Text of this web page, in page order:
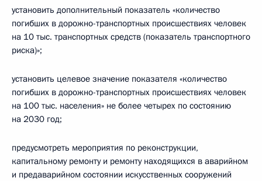
установить дополнительный показатель «количество
погибших в дорожно-транспортных происшествиях человек
на 10 тыс. транспортных средств (показатель транспортного
риска)»;
установить целевое значение показателя «количество
погибших в дорожно-транспортных происшествиях человек
на 100 тыс. населения» не более четырех по состоянию
на 2030 год;
предусмотреть мероприятия по реконструкции,
капитальному ремонту и ремонту находящихся в аварийном
и предаварийном состоянии искусственных сооружений